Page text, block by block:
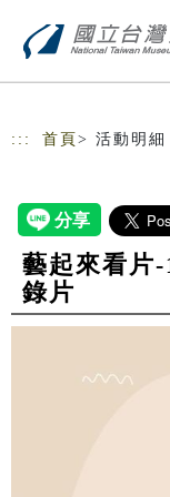
::: 首頁 > 活動明細
藝起來看片
錄片